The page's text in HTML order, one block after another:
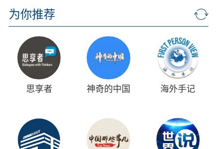
为你推荐
思享者 神奇的中国 海外手记